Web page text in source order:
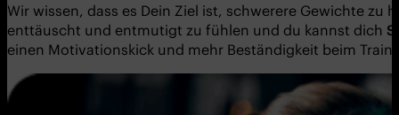
Wir wissen, dass es Dein Ziel ist, schwerere Gewichte zu
enttäuscht und entmutigt zu fühlen und du kannst dich
einen Motivationskick und mehr Beständigkeit beim